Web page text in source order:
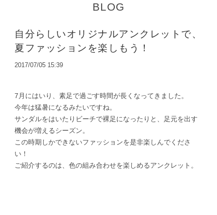
BLOG
自分らしいオリジナルアンクレットで、
夏ファッションを楽しもう！
2017/07/05 15:39
7月にはいり、素足で過ごす時間が長くなってきました。
今年は猛暑になるみたいですね。
サンダルをはいたりビーチで裸足になったりと、足元を出す
機会が増えるシーズン。
この時期しかできないファッションを是非楽しんでくださ
い！
ご紹介するのは、色の組み合わせを楽しめるアンクレット。